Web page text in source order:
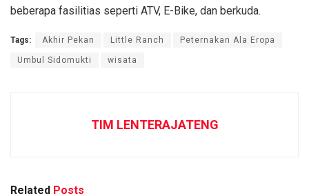
beberapa fasilitias seperti ATV, E-Bike, dan berkuda.
Tags: Akhir Pekan Little Ranch Peternakan Ala Eropa
Umbul Sidomukti wisata
TIM LENTERAJATENG
Related Posts